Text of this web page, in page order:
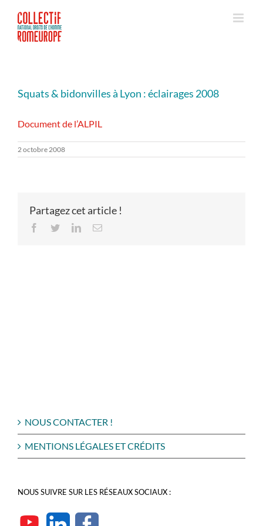
contenu
Squats & bidonvilles à Lyon : éclairages 2008
Document de l’ALPIL
2 octobre 2008
Partagez cet article !
Facebook
TwitterLinkedInEmail
NOUS CONTACTER !
MENTIONS LÉGALES ET CRÉDITS
NOUS SUIVRE SUR LES RÉSEAUX SOCIAUX :